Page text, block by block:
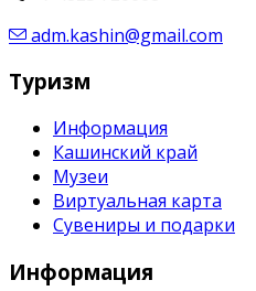
adm.kashin@gmail.com
Туризм
Информация
Кашинский край
Музеи
Виртуальная карта
Сувениры и подарки
Информация